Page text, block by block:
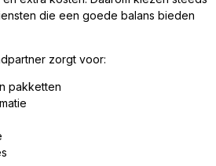
die een goede balans bieden
zorgt voor:
pakketten